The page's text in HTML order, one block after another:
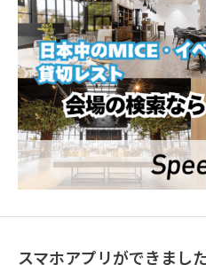
スマホアプリができまし